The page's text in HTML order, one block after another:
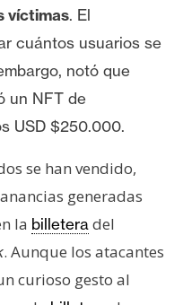
víctimas. El
cuántos usuarios se
notó que
un NFT de
USD $250.000.
se han vendido,
generadas
la billetera del
. Aunque los atacantes
curioso gesto al